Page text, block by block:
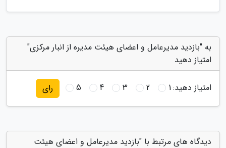
به "بازدید مدیرعامل و اعضای هیئت مدیره از انبار مرکزی"
امتیاز دهید
امتیاز دهید:1
2
3
4
5 رای
دیدگاه های مرتبط با "بازدید مدیرعامل و اعضای هیئت